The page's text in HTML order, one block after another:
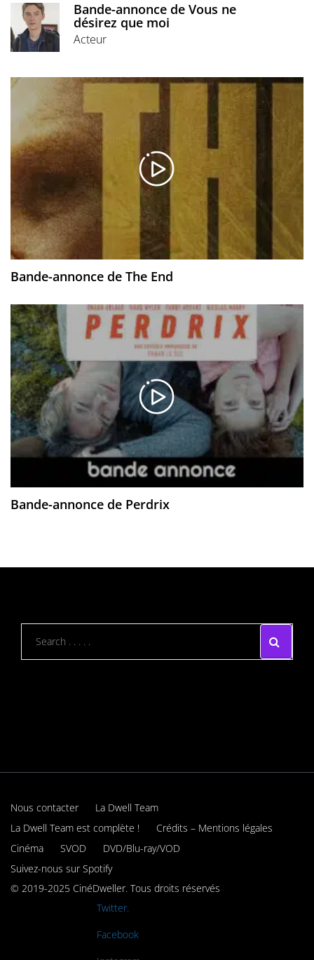
Bande-annonce de Vous ne
désirez que moi
Acteur
Bande-annonce de The End
Bande-annonce de Perdrix
Nous contacter
La Dwell Team
La Dwell Team est complète !
Crédits – Mentions légales
Cinéma
SVOD
DVD/Blu-ray/VOD
Suivez-nous sur Spotify
© 2019-2025 CinéDweller. Tous droits réservés
Twitter.
Facebook